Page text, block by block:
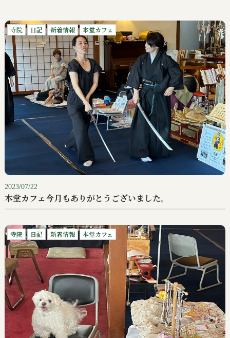
寺院 日記 新着情報 本堂カフェ
2023/07/22
本堂カフェ今月もありがとうございました。
寺院 日記 新着情報 本堂カフェ